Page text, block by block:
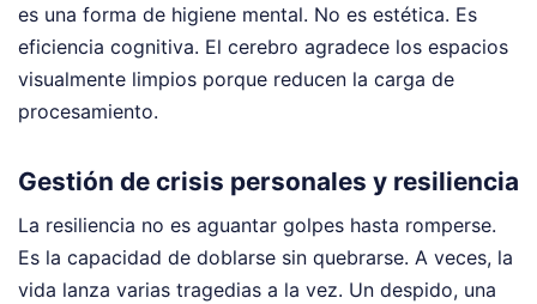
es una forma de higiene mental. No es estética. Es
eficiencia cognitiva. El cerebro agradece los espacios
visualmente limpios porque reducen la carga de
procesamiento.
Gestión de crisis personales y resiliencia
La resiliencia no es aguantar golpes hasta romperse.
Es la capacidad de doblarse sin quebrarse. A veces, la
vida lanza varias tragedias a la vez. Un despido, una